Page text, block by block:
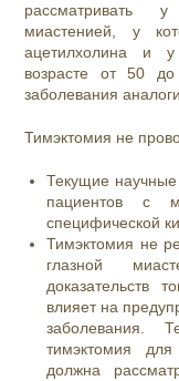
рассматривать
миастенией, у
ацетилхолина и
возрасте от 50
заболевания
Тимэктомия не
Текущие
пациентов с
специфической
Тимэктомия не
глазной
доказательств
влияет на
заболевания.
тимэктомия
должна